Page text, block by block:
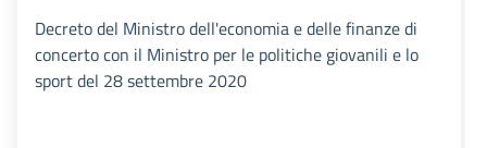
Decreto del Ministro dell'economia e delle finanze di
concerto con il Ministro per le politiche giovanili e lo
sport del 28 settembre 2020